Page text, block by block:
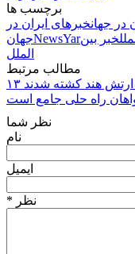
برچسب ها
در جهانخبرهای ایران در
جهانNewsYarخبر بین
الملل
مطالب مرتبط
ارتش هند کشته شدند
راه حلی جامع است
نظر شما
نام
ایمیل
* نظر